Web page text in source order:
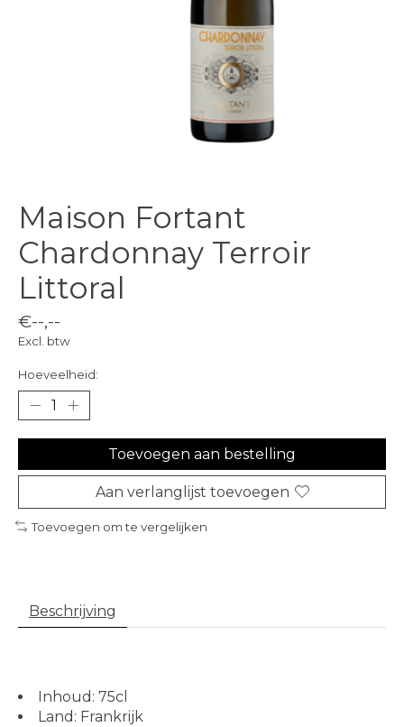
Maison Fortant
Chardonnay Terroir
Littoral
€--,--
Excl. btw
Hoeveelheid:
Toevoegen aan bestelling
Aan verlanglijst toevoegen
Toevoegen om te vergelijken
Beschrijving
Inhoud: 75cl
Land: Frankrijk